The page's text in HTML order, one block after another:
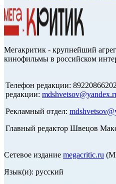
Мегакритик - крупнейший
кинофильмы в российском
Телефон редакции:
редакции:
Рекламный отдел:
Главный редактор Швецов
Сетевое издание megacritic.ru
Язык(и): русский